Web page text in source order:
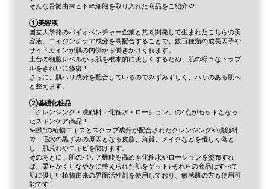
そんな骨髄由来ヒト幹細胞を取り入れた商品をご紹介♡
①美容液
国立大学発のバイオベンチャー企業と共同開発して生まれたこちらの美
容液。エイジングケア成分を高配合することで、数百種類の成長因子や
サイトカインが肌の内側から働きかけくれます。
土台の細胞レベルから肌を根本的に美しくするため、肌の様々なトラブ
ルをきれいに修復！
さらに、肌ハリ成分を配合しているのでみずみずしく、ハリのある肌へ
と整えます。
②基礎化粧品
「クレンジング・洗顔料・化粧水・ローション」の4点がセットとなっ
たスキンケア商品！
5種類の植物エキスとスクラブ成分が配合されたクレンジングや洗顔料
で、毛穴の黒ずみの原因となる皮脂、角質、メイクなどを優しく落と
し、肌荒れやニキビを防げます。
そのあとに、肌のバリア機能を高める化粧水やローションを塗布すれ
ば、柔らかくしなやかに整えられた肌をゲット♪それらの商品はすべて
肌に優しい植物由来の界面活性剤を使用しており、敏感肌の方も使用可
能です！